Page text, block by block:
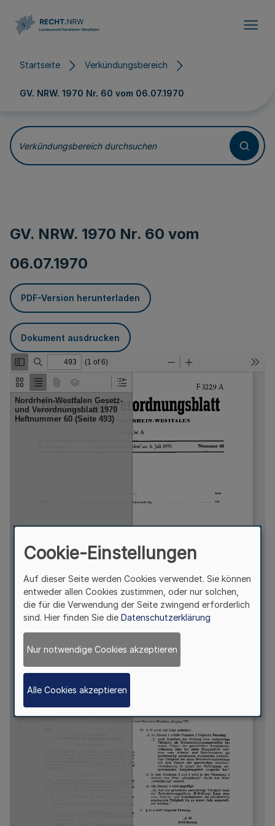
Startseite Verkündungsbereich
GV. NRW. 1970 Nr. 60 vom 06.07.1970
Verkündungsbereich durchsuchen
GV. NRW. 1970 Nr. 60 vom
06.07.1970
PDF-Version herunterladen
Dokument ausdrucken
Cookie-Einstellungen
Auf dieser Seite werden Cookies verwendet. Sie können
entweder allen Cookies zustimmen, oder nur solchen,
die für die Verwendung der Seite zwingend erforderlich
sind. Hier finden Sie die Datenschutzerklärung
Nur notwendige Cookies akzeptieren
Alle Cookies akzeptieren